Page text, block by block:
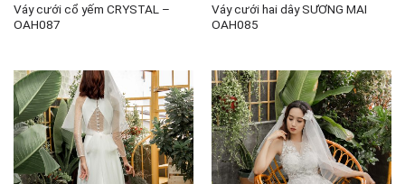
Váy cưới cổ yếm CRYSTAL –
OAH087
Váy cưới hai dây SƯƠNG MAI
OAH085